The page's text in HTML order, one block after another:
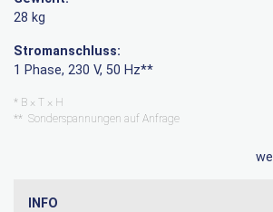
28 kg
Stromanschluss:
1 Phase, 230 V, 50 Hz**
* B × T × H
** Sonderspannungen auf Anfrage
INFO